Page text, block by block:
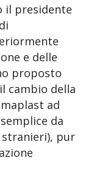
il presidente
e delle
proposto
cambio della
ad
da
pur